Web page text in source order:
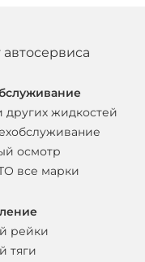
автосервиса
других жидкостей
осмотр
все марки
рейки
тяги